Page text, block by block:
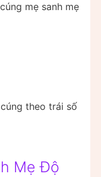
mẹ sanh mẹ
theo trái số
Mẹ Độ